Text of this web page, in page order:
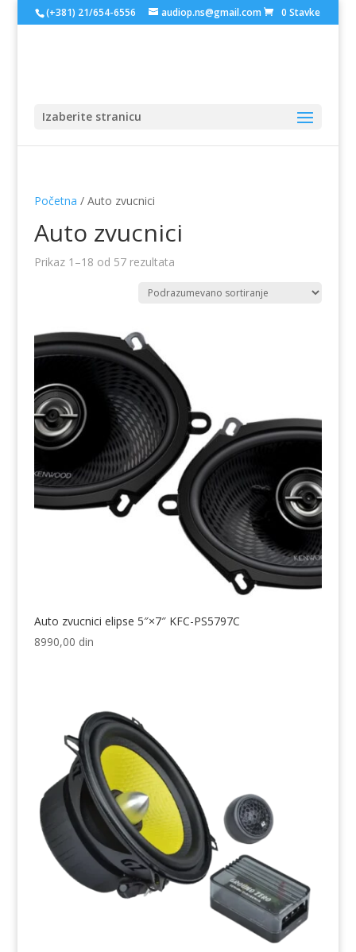
(+381) 21/654-6556 audiop.ns@gmail.com 0 Stavke
Izaberite stranicu
Početna / Auto zvucnici
Auto zvucnici
Prikaz 1–18 od 57 rezultata
Auto zvucnici elipse 5″×7″ KFC-PS5797C
8990,00 din